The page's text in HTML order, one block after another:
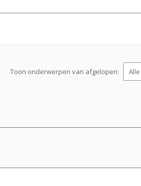
Toon onderwerpen van afgelopen: